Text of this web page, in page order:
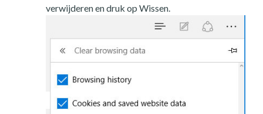
verwijderen en druk op Wissen.